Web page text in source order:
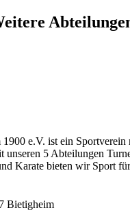
e.V. ist ein Sportverein
unseren 5 Abteilungen
Karate bieten wir Sport
Bietigheim